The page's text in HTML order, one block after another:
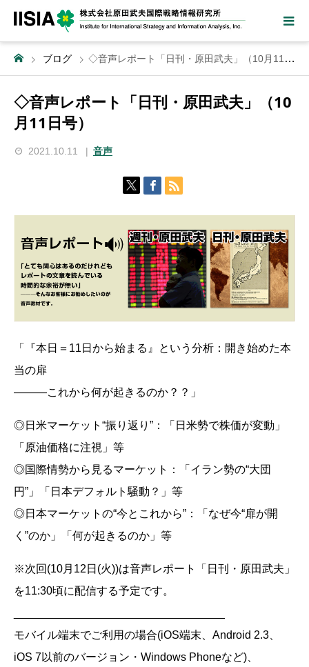
ブログ ◇音声レポート「日刊・原田武夫」（10月11日号）
◇音声レポート「日刊・原田武夫」（10
月11日号）
2021.10.11 音声
「『本日＝11日から始まる』という分析：開き始めた本
当の扉
―――これから何が起きるのか？？」
◎日米マーケット“振り返り”：「日米勢で株価が変動」
「原油価格に注視」等
◎国際情勢から見るマーケット：「イラン勢の“大団
円”」「日本デフォルト騒動？」等
◎日本マーケットの“今とこれから”：「なぜ今“扉が開
く”のか」「何が起きるのか」等
※次回(10月12日(火))は音声レポート「日刊・原田武夫」
を11:30頃に配信する予定です。
モバイル端末でご利用の場合(iOS端末、Android 2.3、
iOS 7以前のバージョン・Windows Phoneなど)、